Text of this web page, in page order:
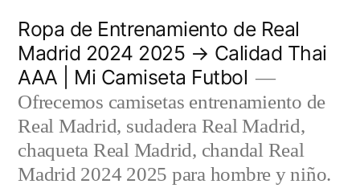
contenido
Ropa de Entrenamiento de Real
Madrid 2024 2025 → Calidad Thai
AAA | Mi Camiseta Futbol
Ofrecemos camisetas entrenamiento de
Real Madrid, sudadera Real Madrid,
chaqueta Real Madrid, chandal Real
Madrid 2024 2025 para hombre y niño.